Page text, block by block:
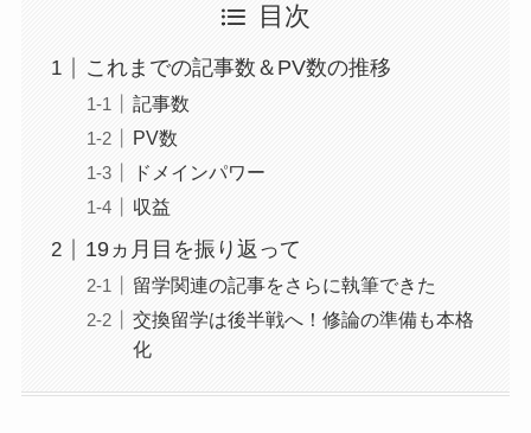
目次
これまでの記事数＆PV数の推移
記事数
PV数
ドメインパワー
収益
19ヵ月目を振り返って
留学関連の記事をさらに執筆できた
交換留学は後半戦へ！修論の準備も本格
化